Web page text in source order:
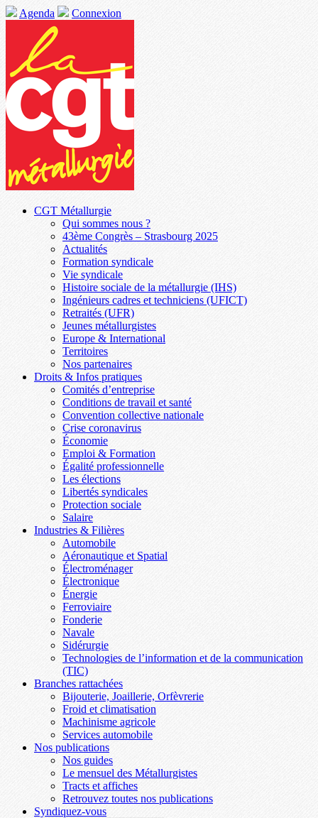
Agenda Connexion
CGT Métallurgie
Qui sommes nous ?
43ème Congrès – Strasbourg 2025
Actualités
Formation syndicale
Vie syndicale
Histoire sociale de la métallurgie (IHS)
Ingénieurs cadres et techniciens (UFICT)
Retraités (UFR)
Jeunes métallurgistes
Europe & International
Territoires
Nos partenaires
Droits & Infos pratiques
Comités d’entreprise
Conditions de travail et santé
Convention collective nationale
Crise coronavirus
Économie
Emploi & Formation
Égalité professionnelle
Les élections
Libertés syndicales
Protection sociale
Salaire
Industries & Filières
Automobile
Aéronautique et Spatial
Électroménager
Électronique
Énergie
Ferroviaire
Fonderie
Navale
Sidérurgie
Technologies de l’information et de la communication
(TIC)
Branches rattachées
Bijouterie, Joaillerie, Orfèvrerie
Froid et climatisation
Machinisme agricole
Services automobile
Nos publications
Nos guides
Le mensuel des Métallurgistes
Tracts et affiches
Retrouvez toutes nos publications
Syndiquez-vous